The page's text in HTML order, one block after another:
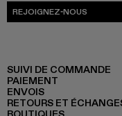
REJOIGNEZ-NOUS
SUIVI DE COMMANDE
PAIEMENT
ENVOIS
RETOURS ET